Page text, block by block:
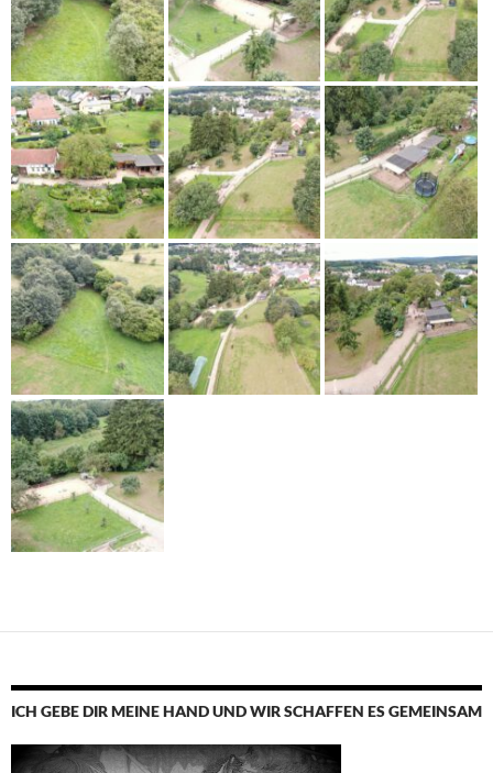
ICH GEBE DIR MEINE HAND UND WIR SCHAFFEN ES GEMEINSAM